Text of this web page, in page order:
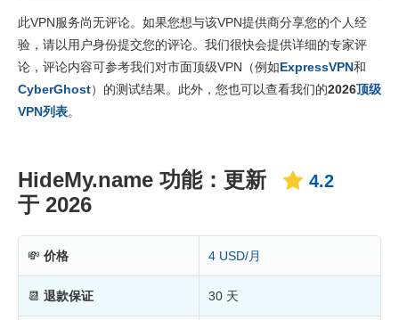
核心功能 4.2
安装与应用程序 6.0
定价
此VPN服务尚无评论。如果您想与该VPN提供商分享您的个人经
验，请以用户身份提交您的评论。我们很快会提供详细的专家评
论，评论内容可参考我们对市面顶级VPN（例如ExpressVPN和
CyberGhost）的测试结果。此外，您也可以查看我们的2026顶级
VPN列表。
HideMy.name 功能：更新
于 2026
4.2
💸 价格 4 USD/月
📆 退款保证 30 天